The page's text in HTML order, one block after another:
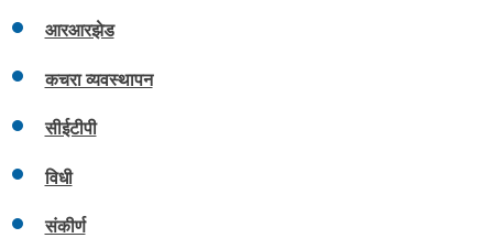
आरआरझेड
कचरा व्यवस्थापन
सीईटीपी
विधी
संकीर्ण